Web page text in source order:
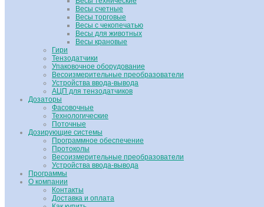
Весы счетные
Весы торговые
Весы с чекопечатью
Весы для животных
Весы крановые
Гири
Тензодатчики
Упаковочное оборудование
Весоизмерительные преобразователи
Устройства ввода-вывода
АЦП для тензодатчиков
Дозаторы
Фасовочные
Технологические
Поточные
Дозирующие системы
Программное обеспечение
Протоколы
Весоизмерительные преобразователи
Устройства ввода-вывода
Программы
О компании
Контакты
Доставка и оплата